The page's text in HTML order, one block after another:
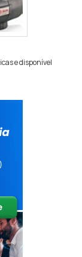
e disponível